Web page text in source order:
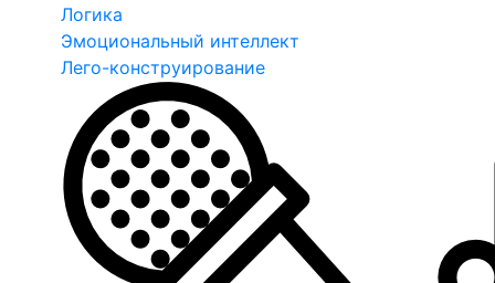
Логика
Эмоциональный интеллект
Лего-конструирование